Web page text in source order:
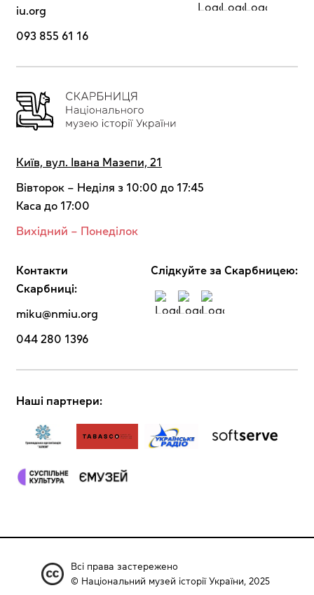
iu.org
093 855 61 16
Київ, вул. Івана Мазепи, 21
Вівторок – Неділя з 10:00 до 17:45
Каса до 17:00
Вихідний – Понеділок
Контакти
Скарбниці:
miku@nmiu.org
044 280 1396
Cлідкуйте за Скарбницею:
Наші партнери:
Всі права застережено
© Національний музей історії України, 2025